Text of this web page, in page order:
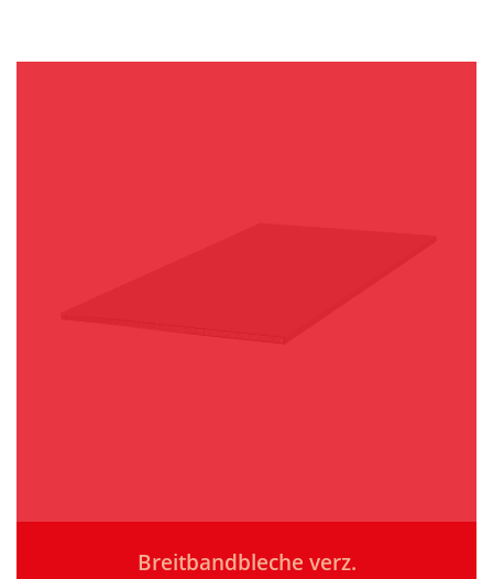
Breitbandbleche verz.